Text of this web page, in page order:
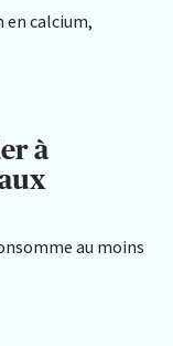
calcium,
à
au moins